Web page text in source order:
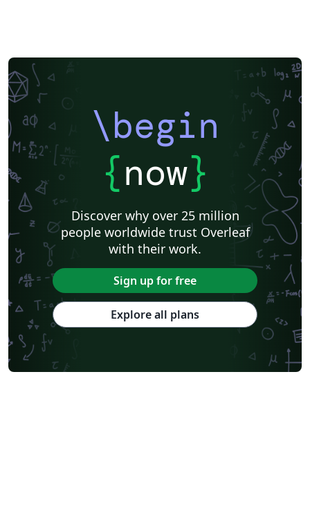
\begin
{now}
Discover why over 25 million
people worldwide trust Overleaf
with their work.
Sign up for free
Explore all plans